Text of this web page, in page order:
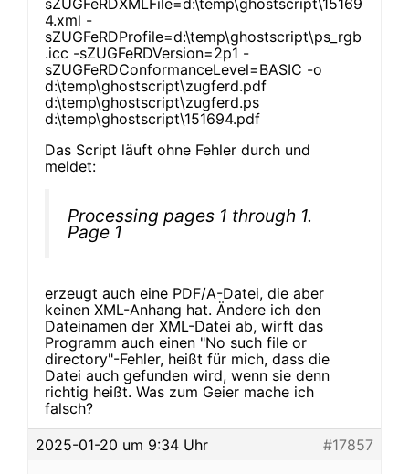
sZUGFeRDXMLFile=d:\temp\ghostscript\15169
4.xml -
sZUGFeRDProfile=d:\temp\ghostscript\ps_rgb
.icc -sZUGFeRDVersion=2p1 -
sZUGFeRDConformanceLevel=BASIC -o
d:\temp\ghostscript\zugferd.pdf
d:\temp\ghostscript\zugferd.ps
d:\temp\ghostscript\151694.pdf
Das Script läuft ohne Fehler durch und
meldet:
Processing pages 1 through 1.
Page 1
erzeugt auch eine PDF/A-Datei, die aber
keinen XML-Anhang hat. Ändere ich den
Dateinamen der XML-Datei ab, wirft das
Programm auch einen "No such file or
directory"-Fehler, heißt für mich, dass die
Datei auch gefunden wird, wenn sie denn
richtig heißt. Was zum Geier mache ich
falsch?
2025-01-20 um 9:34 Uhr
#17857